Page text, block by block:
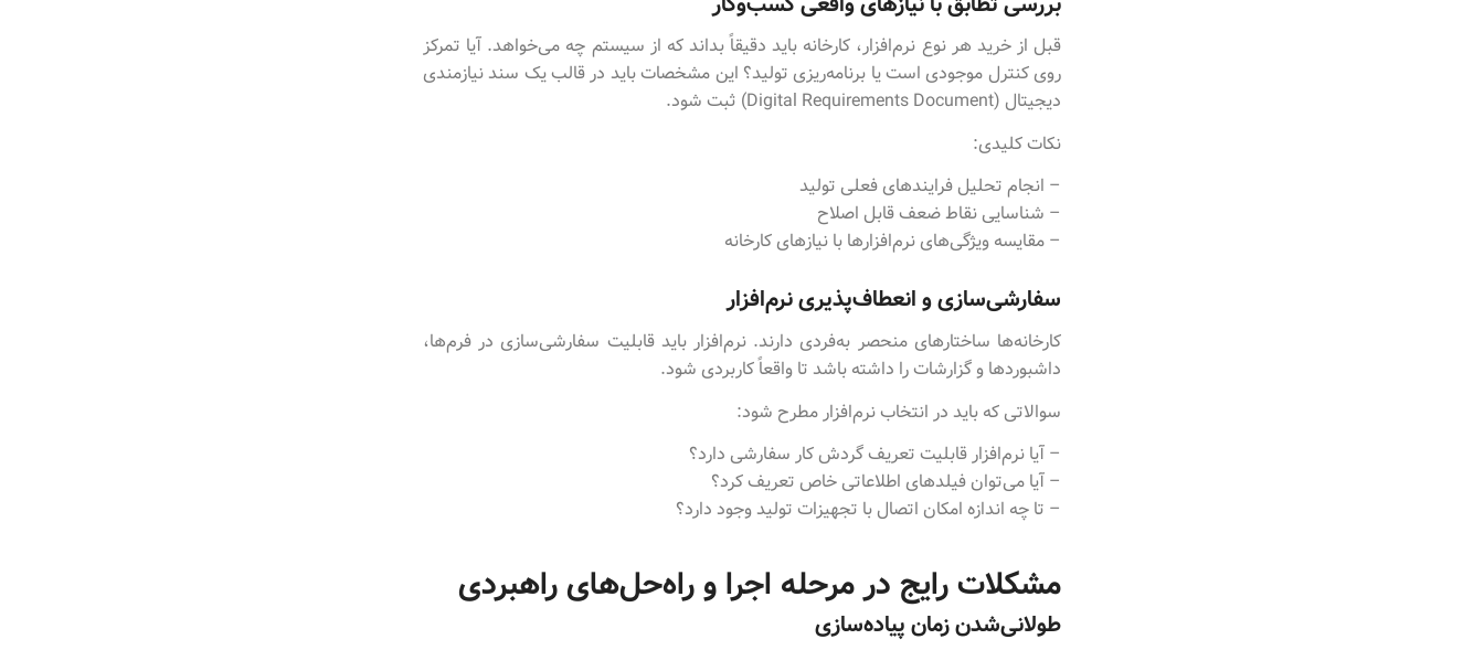
قبل از خرید هر نوع نرم‌افزار، کارخانه باید دقیقاً بداند که از سیستم چه می‌خواهد. آیا تمرکز
روی کنترل موجودی است یا برنامه‌ریزی تولید؟ این مشخصات باید در قالب یک سند نیازمندی
دیجیتال (Digital Requirements Document) ثبت شود.
نکات کلیدی:
– انجام تحلیل فرایندهای فعلی تولید
– شناسایی نقاط ضعف قابل اصلاح
– مقایسه ویژگی‌های نرم‌افزارها با نیازهای کارخانه
سفارشی‌سازی و انعطاف‌پذیری نرم‌افزار
کارخانه‌ها ساختارهای منحصر به‌فردی دارند. نرم‌افزار باید قابلیت سفارشی‌سازی در فرم‌ها،
داشبوردها و گزارشات را داشته باشد تا واقعاً کاربردی شود.
سوالاتی که باید در انتخاب نرم‌افزار مطرح شود:
– آیا نرم‌افزار قابلیت تعریف گردش کار سفارشی دارد؟
– آیا می‌توان فیلدهای اطلاعاتی خاص تعریف کرد؟
– تا چه اندازه امکان اتصال با تجهیزات تولید وجود دارد؟
مشکلات رایج در مرحله اجرا و راه‌حل‌های راهبردی
طولانی‌شدن زمان پیاده‌سازی